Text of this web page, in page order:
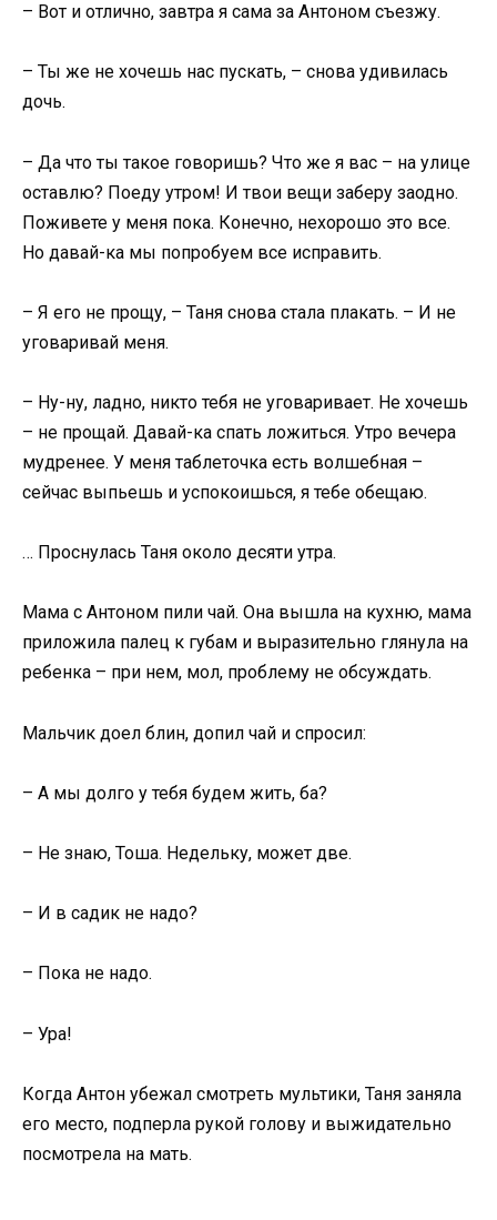
– Вот и отлично, завтра я сама за Антоном съезжу.
– Ты же не хочешь нас пускать, – снова удивилась
дочь.
– Да что ты такое говоришь? Что же я вас – на улице
оставлю? Поеду утром! И твои вещи заберу заодно.
Поживете у меня пока. Конечно, нехорошо это все.
Но давай-ка мы попробуем все исправить.
– Я его не прощу, – Таня снова стала плакать. – И не
уговаривай меня.
– Ну-ну, ладно, никто тебя не уговаривает. Не хочешь
– не прощай. Давай-ка спать ложиться. Утро вечера
мудренее. У меня таблеточка есть волшебная –
сейчас выпьешь и успокоишься, я тебе обещаю.
… Проснулась Таня около десяти утра.
Мама с Антоном пили чай. Она вышла на кухню, мама
приложила палец к губам и выразительно глянула на
ребенка – при нем, мол, проблему не обсуждать.
Мальчик доел блин, допил чай и спросил:
– А мы долго у тебя будем жить, ба?
– Не знаю, Тоша. Недельку, может две.
– И в садик не надо?
– Пока не надо.
– Ура!
Когда Антон убежал смотреть мультики, Таня заняла
его место, подперла рукой голову и выжидательно
посмотрела на мать.